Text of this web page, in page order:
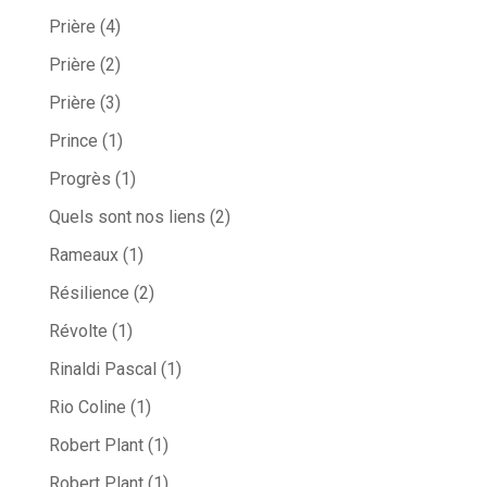
Prière (4)
Prière (2)
Prière (3)
Prince (1)
Progrès (1)
Quels sont nos liens (2)
Rameaux(1)
Résilience (2)
Révolte (1)
Rinaldi Pascal (1)
Rio Coline (1)
Robert Plant(1)